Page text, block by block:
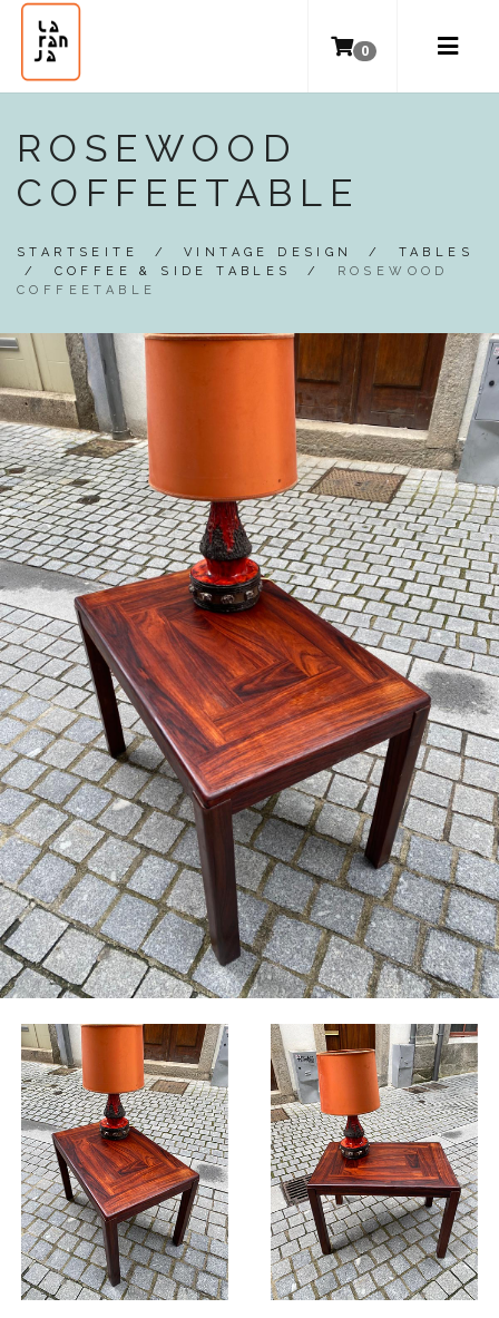
0
ROSEWOOD
COFFEETABLE
STARTSEITE /VINTAGE DESIGN / TABLES
/ COFFEE & SIDE TABLES /
ROSEWOOD
COFFEETABLE